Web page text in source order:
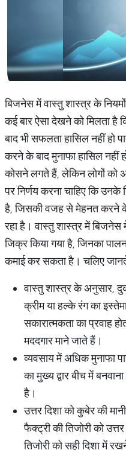
बिजनेस में वास्तु शास्त्र के
कई बार ऐसा देखने को मिलता
बाद भी सफलता हासिल नहीं हो
करने के बाद मुनाफा हासिल नहीं
कोसने लगते हैं, लेकिन लोगों को
पर निर्णय करना चाहिए कि
है, जिसकी वजह से मेहनत करने के
रहा है। वास्तु शास्त्र में बिजनेस
जिक्र किया गया है, जिनका
कमाई कर सकता है। चलिए
वास्तु शास्त्र के अनुसार,
क्रीम या हल्के रंग का
सकारात्मकता का प्रवाह
मददगार माने जाते हैं।
व्यवसाय में अधिक मुनाफा
का मुख्य द्वार बीच में
है।
उत्तर दिशा को कुबेर की
फैक्ट्री की तिजोरी को
तिजोरी को सही दिशा में